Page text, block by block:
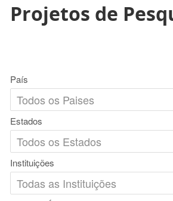
Projetos de
País
Estados
Instituições